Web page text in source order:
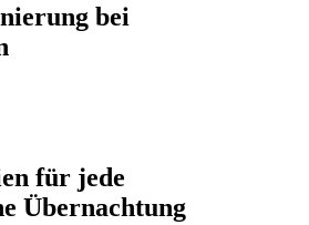
bei
für jede
Übernachtung